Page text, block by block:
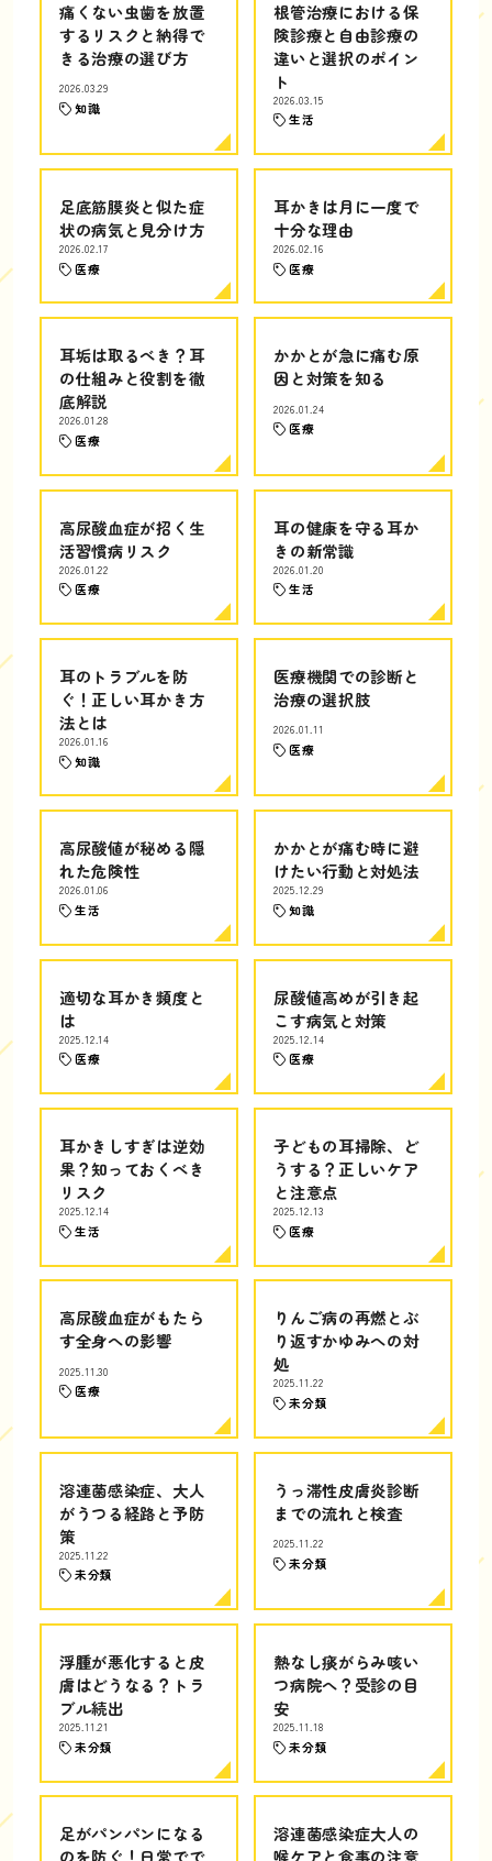
痛くない虫歯を放置
するリスクと納得で
きる治療の選び方
2026.03.29
知識
根管治療における保
険診療と自由診療の
違いと選択のポイン
ト
2026.03.15
生活
足底筋膜炎と似た症
状の病気と見分け方
2026.02.17
医療
耳かきは月に一度で
十分な理由
2026.02.16
医療
耳垢は取るべき？耳
の仕組みと役割を徹
底解説
2026.01.28
医療
かかとが急に痛む原
因と対策を知る
2026.01.24
医療
高尿酸血症が招く生
活習慣病リスク
2026.01.22
医療
耳の健康を守る耳か
きの新常識
2026.01.20
生活
耳のトラブルを防
ぐ！正しい耳かき方
法とは
2026.01.16
知識
医療機関での診断と
治療の選択肢
2026.01.11
医療
高尿酸値が秘める隠
れた危険性
2026.01.06
生活
かかとが痛む時に避
けたい行動と対処法
2025.12.29
知識
適切な耳かき頻度と
は
2025.12.14
医療
尿酸値高めが引き起
こす病気と対策
2025.12.14
医療
耳かきしすぎは逆効
果？知っておくべき
リスク
2025.12.14
生活
子どもの耳掃除、ど
うする？正しいケア
と注意点
2025.12.13
医療
高尿酸血症がもたら
す全身への影響
2025.11.30
医療
りんご病の再燃とぶ
り返すかゆみへの対
処
2025.11.22
未分類
溶連菌感染症、大人
がうつる経路と予防
策
2025.11.22
未分類
うっ滞性皮膚炎診断
までの流れと検査
2025.11.22
未分類
浮腫が悪化すると皮
膚はどうなる？トラ
ブル続出
2025.11.21
未分類
熱なし痰がらみ咳い
つ病院へ？受診の目
安
2025.11.18
未分類
足がパンパンになる
溶連菌感染症大人の